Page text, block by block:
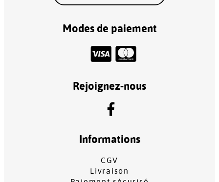
Modes de paiement
Rejoignez-nous
Informations
CGV
Livraison